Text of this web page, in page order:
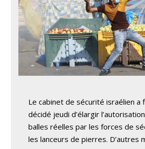
Le cabinet de sécurité israélien a
décidé jeudi d’élargir
balles réelles par les forces de
les lanceurs de pierres. D’autres